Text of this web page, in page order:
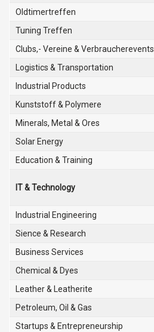
Oldtimertreffen
Tuning Treffen
Clubs,- Vereine & Verbraucherevents
Logistics & Transportation
Industrial Products
Kunststoff & Polymere
Minerals, Metal & Ores
Solar Energy
Education & Training
IT & Technology
Industrial Engineering
Sience & Research
Business Services
Chemical & Dyes
Leather & Leatherite
Petroleum, Oil & Gas
Startups & Entrepreneurship